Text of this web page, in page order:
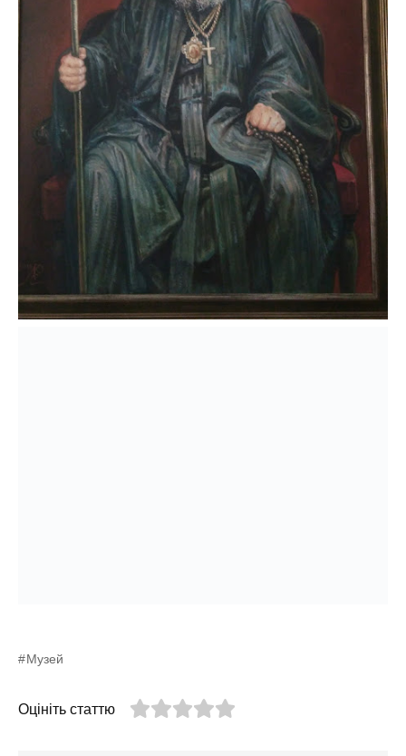
Музей
Оцініть статтю